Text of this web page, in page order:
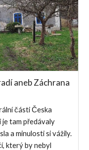
aneb Záchrana
části Česka
je tam předávaly
a minulosti si vážily.
který by nebyl